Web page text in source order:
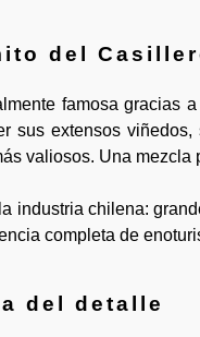
del
famosa gracias
sus extensos
valiosos. Una mezcla
industria chilena:
completa de
del detalle